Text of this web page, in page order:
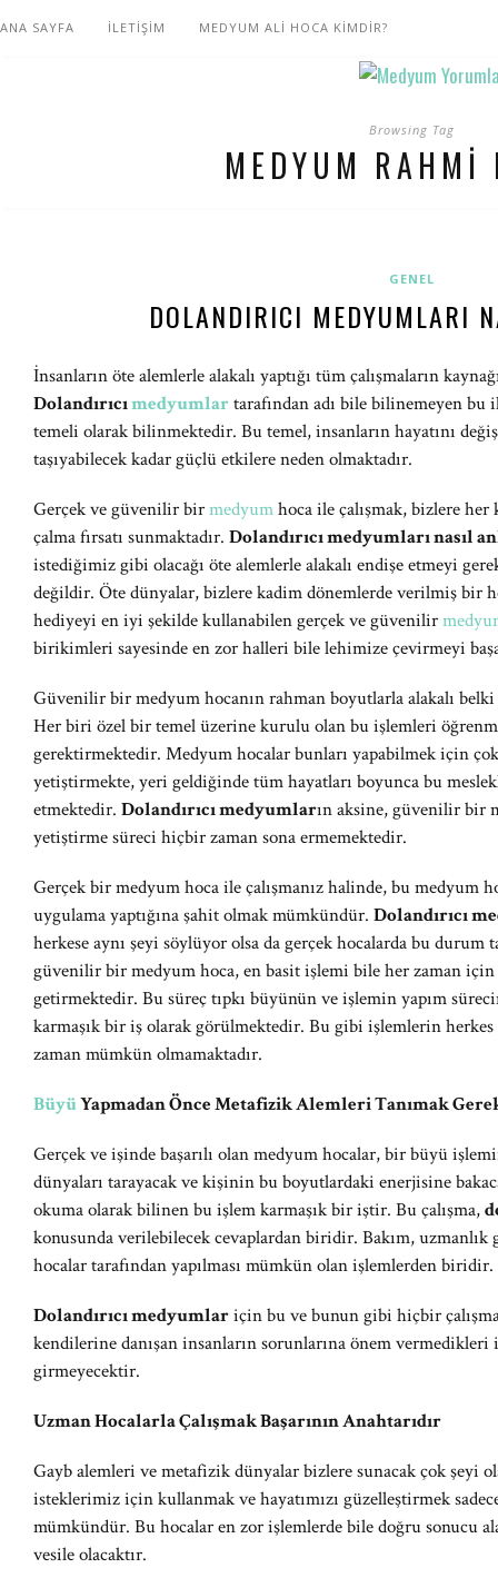
ANA SAYFA İLETİŞİM MEDYUM ALİ HOCA KİMDİR?
Browsing Tag
MEDYUM RAHMI
GENEL
DOLANDIRICI MEDYUMLARI
İnsanların öte alemlerle alakalı yaptığı tüm çalışmaların
Dolandırıcımedyumlartarafından adı bile bilinemeyen
temeli olarak bilinmektedir. Bu temel, insanların hayatını
taşıyabilecek kadar güçlü etkilere neden olmaktadır.
Gerçek ve güvenilir birmedyumhoca ile çalışmak, bizlere her
çalma fırsatı sunmaktadır. Dolandırıcı medyumları nasıl
istediğimiz gibi olacağı öte alemlerle alakalı endişe etmeyi
değildir. Öte dünyalar, bizlere kadim dönemlerde verilmiş bir
hediyeyi en iyi şekilde kullanabilen gerçek ve güvenilir
birikimleri sayesinde en zor halleri bile lehimize çevirmeyi
Güvenilir bir medyum hocanın rahman boyutlarla alakalı belki
Her biri özel bir temel üzerine kurulu olan bu işlemleri
gerektirmektedir. Medyum hocalar bunları yapabilmek için
yetiştirmekte, yeri geldiğinde tüm hayatları boyunca bu
etmektedir. Dolandırıcı medyumların aksine, güvenilir bir
yetiştirme süreci hiçbir zaman sona ermemektedir.
Gerçek bir medyum hoca ile çalışmanız halinde, bu medyum
uygulama yaptığına şahit olmak mümkündür. Dolandırıcı
herkese aynı şeyi söylüyor olsa da gerçek hocalarda bu durum
güvenilir bir medyum hoca, en basit işlemi bile her zaman
getirmektedir. Bu süreç tıpkı büyünün ve işlemin yapım
karmaşık bir iş olarak görülmektedir. Bu gibi işlemlerin herkes
zaman mümkün olmamaktadır.
BüyüYapmadan Önce Metafizik Alemleri Tanımak
Gerçek ve işinde başarılı olan medyum hocalar, bir büyü
dünyaları tarayacak ve kişinin bu boyutlardaki enerjisine
okuma olarak bilinen bu işlem karmaşık bir iştir. Bu çalışma,
konusunda verilebilecek cevaplardan biridir. Bakım, uzmanlık
hocalar tarafından yapılması mümkün olan işlemlerden biridir.
Dolandırıcı medyumlariçin bu ve bunun gibi hiçbir
kendilerine danışan insanların sorunlarına önem
girmeyecektir.
Uzman Hocalarla Çalışmak Başarının Anahtarıdır
Gayb alemleri ve metafizik dünyalar bizlere sunacak çok şeyi
isteklerimiz için kullanmak ve hayatımızı güzelleştirmek
mümkündür. Bu hocalar en zor işlemlerde bile doğru sonucu
vesile olacaktır.